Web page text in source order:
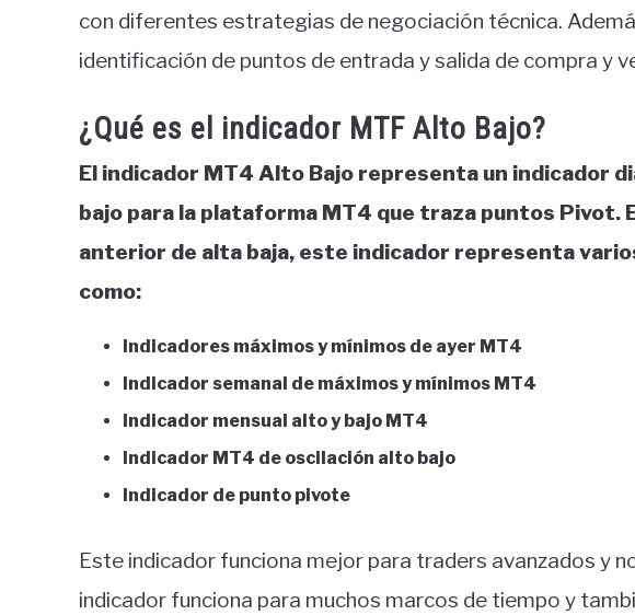
con diferentes estrategias de negociación técnica.
identificación de puntos de entrada y salida de compra y
¿Qué es el indicador MTF Alto Bajo?
El indicador MT4 Alto Bajo representa un indicador
bajo para la plataforma MT4 que traza puntos Pivot.
anterior de alta baja, este indicador representa
como:
Indicadores máximos y mínimos de ayer MT4
Indicador semanal de máximos y mínimos MT4
Indicador mensual alto y bajo MT4
Indicador MT4 de oscilación alto bajo
Indicador de punto pivote
Este indicador funciona mejor para traders avanzados y
indicador funciona para muchos marcos de tiempo y